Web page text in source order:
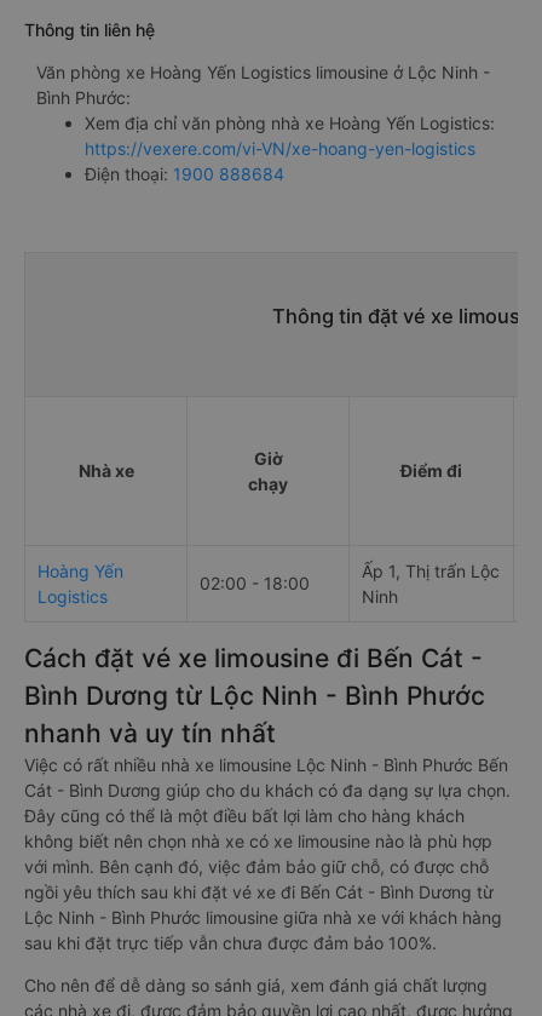
Thông tin liên hệ
Văn phòng xe Hoàng Yến Logistics limousine ở Lộc Ninh -
Bình Phước:
Xem địa chỉ văn phòng nhà xe Hoàng Yến Logistics:
https://vexere.com/vi-VN/xe-hoang-yen-logistics
Điện thoại: 1900 888684
Thông tin đặt vé xe
Nhà xe
Giờ
chạy
Điểm đi
Hoàng Yến
Logistics
02:00 - 18:00
Ấp 1, Thị trấn Lộc
Ninh
Cách đặt vé xe limousine đi Bến Cát -
Bình Dương từ Lộc Ninh - Bình Phước
nhanh và uy tín nhất
Việc có rất nhiều nhà xe limousine Lộc Ninh - Bình Phước Bến
Cát - Bình Dương giúp cho du khách có đa dạng sự lựa chọn.
Đây cũng có thể là một điều bất lợi làm cho hàng khách
không biết nên chọn nhà xe có xe limousine nào là phù hợp
với mình. Bên cạnh đó, việc đảm bảo giữ chỗ, có được chỗ
ngồi yêu thích sau khi đặt vé xe đi Bến Cát - Bình Dương từ
Lộc Ninh - Bình Phước limousine giữa nhà xe với khách hàng
sau khi đặt trực tiếp vẫn chưa được đảm bảo 100%.
Cho nên để dễ dàng so sánh giá, xem đánh giá chất lượng
các nhà xe đi, được đảm bảo quyền lợi cao nhất, được hưởng